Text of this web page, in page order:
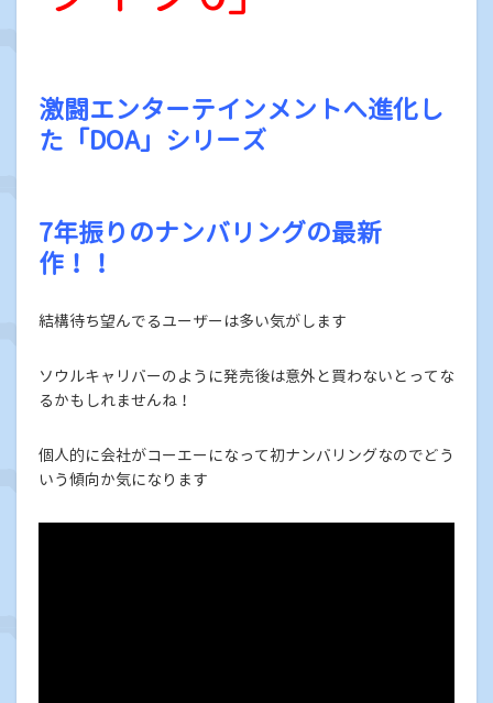
激闘エンターテインメントへ進化し
た「DOA」シリーズ
7年振りのナンバリングの最新
作！！
結構待ち望んでるユーザーは多い気がします
ソウルキャリバーのように発売後は意外と買わないとってな
るかもしれませんね！
個人的に会社がコーエーになって初ナンバリングなのでどう
いう傾向か気になります